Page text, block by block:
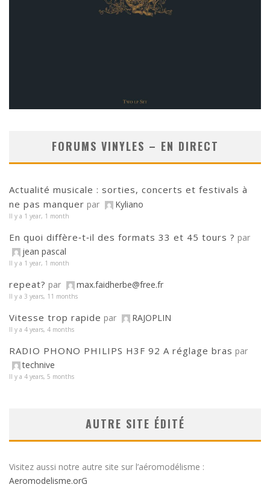
FORUMS VINYLES – EN DIRECT
Actualité musicale : sorties, concerts et festivals à
ne pas manquer par Kyliano
Il y a 1 year, 1 month
En quoi diffère‑t‑il des formats 33 et 45 tours ? par
jean pascal
Il y a 1 year, 1 month
repeat? par max.faidherbe@free.fr
Il y a 3 years, 11 months
Vitesse trop rapide par RAJOPLIN
Il y a 4 years, 4 months
RADIO PHONO PHILIPS H3F 92 A réglage bras par
technive
Il y a 4 years, 5 months
AUTRE SITE ÉDITÉ
Visitez aussi notre autre site sur l’aéromodélisme :
Aeromodelisme.orG